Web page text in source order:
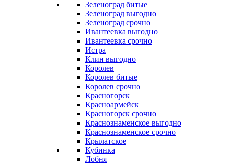
Зеленоград битые
Зеленоград выгодно
Зеленоград срочно
Ивантеевка выгодно
Ивантеевка срочно
Истра
Клин выгодно
Королев
Королев битые
Королев срочно
Красногорск
Красноармейск
Красногорск срочно
Краснознаменское выгодно
Краснознаменское срочно
Крылатское
Кубинка
Лобня